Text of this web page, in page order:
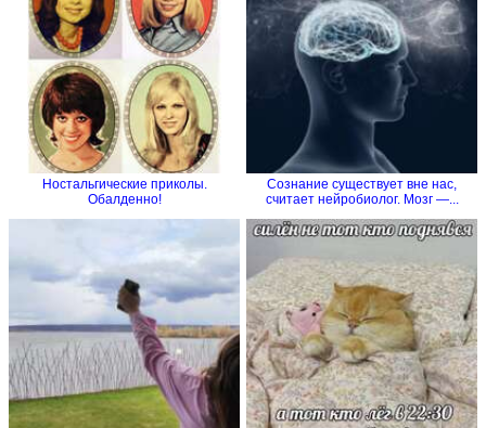
Ностальгические приколы.
Обалденно!
Сознание существует вне нас,
считает нейробиолог. Мозг —...